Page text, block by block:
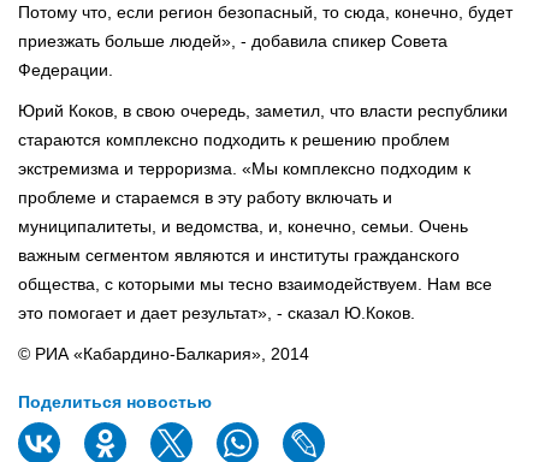
Потому что, если регион безопасный, то сюда, конечно, будет
приезжать больше людей», - добавила спикер Совета
Федерации.
Юрий Коков, в свою очередь, заметил, что власти республики
стараются комплексно подходить к решению проблем
экстремизма и терроризма. «Мы комплексно подходим к
проблеме и стараемся в эту работу включать и
муниципалитеты, и ведомства, и, конечно, семьи. Очень
важным сегментом являются и институты гражданского
общества, с которыми мы тесно взаимодействуем. Нам все
это помогает и дает результат», - сказал Ю.Коков.
© РИА «Кабардино-Балкария», 2014
Поделиться новостью